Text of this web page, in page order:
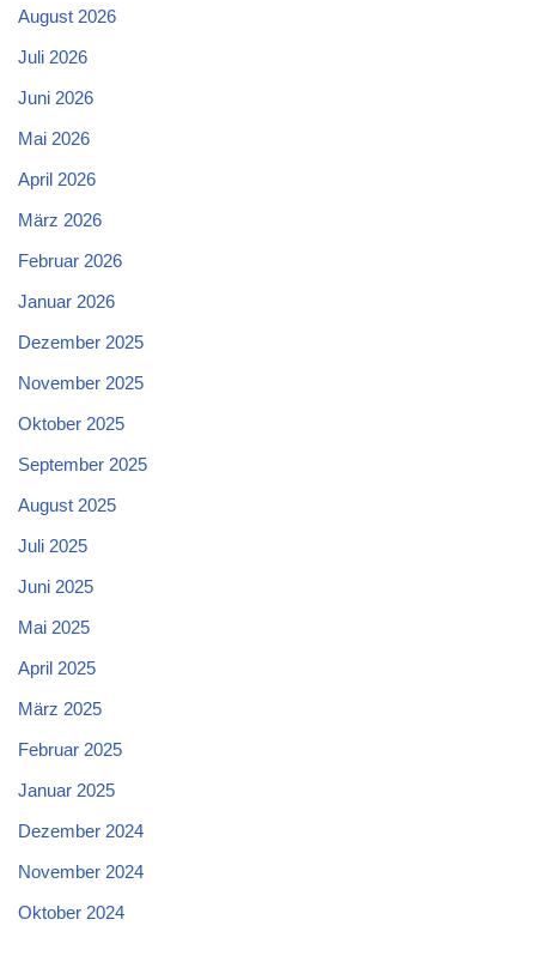
August 2026
Juli 2026
Juni 2026
Mai 2026
April 2026
März 2026
Februar 2026
Januar 2026
Dezember 2025
November 2025
Oktober 2025
September 2025
August 2025
Juli 2025
Juni 2025
Mai 2025
April 2025
März 2025
Februar 2025
Januar 2025
Dezember 2024
November 2024
Oktober 2024